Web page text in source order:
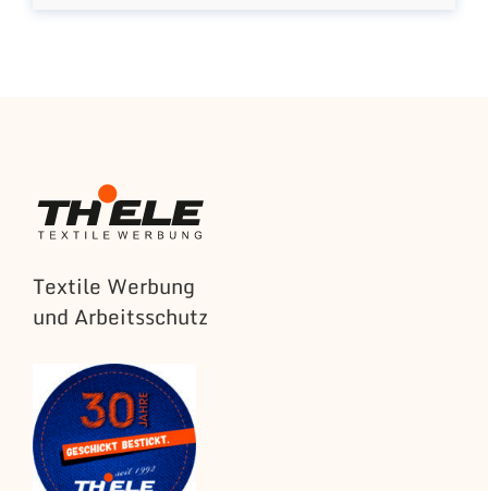
Textile Werbung
und Arbeitsschutz